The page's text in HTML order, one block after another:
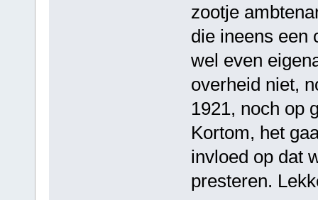
zootje
die ineens een
wel even
overheid niet,
1921, noch op
Kortom, het
invloed op dat
presteren.